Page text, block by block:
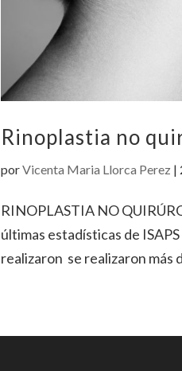
Rinoplastia no
porVicenta Maria Llorca Perez |
RINOPLASTIA NO
últimas estadísticas de
realizaron se realizaron más